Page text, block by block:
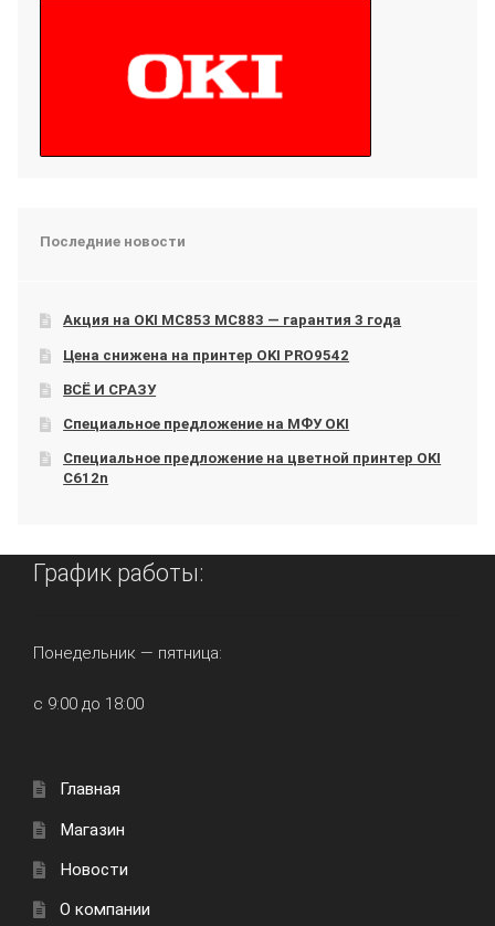
Последние новости
Акция на OKI МС853 МС883 — гарантия 3 года
Цена снижена на принтер OKI PRO9542
ВСЁ И СРАЗУ
Специальное предложение на МФУ OKI
Специальное предложение на цветной принтер OKI
C612n
График работы:
Понедельник — пятница:
с 9:00 до 18:00
Главная
Магазин
Новости
О компании